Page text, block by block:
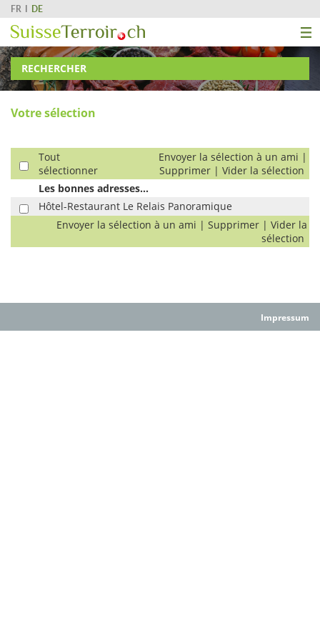
FR DE
RECHERCHER
Votre sélection
Tout
sélectionner
Envoyer la sélection à un ami |
Supprimer | Vider la sélection
Les bonnes adresses...
Hôtel-Restaurant Le Relais Panoramique
Envoyer la sélection à un ami | Supprimer | Vider la
sélection
Impressum